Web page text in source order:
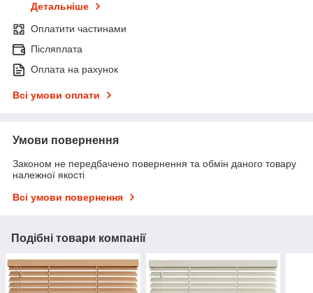
Детальніше
Оплатити частинами
Післяплата
Оплата на рахунок
Всі умови оплати
Умови повернення
Законом не передбачено повернення та обмін даного товару
належної якості
Всі умови повернення
Подібні товари компанії